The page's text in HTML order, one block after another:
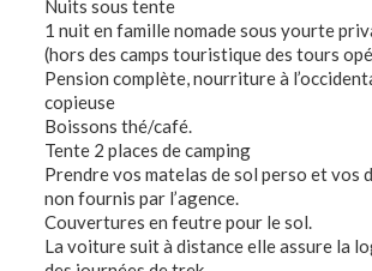
Nuits sous tente
1 nuit en famille nomade sous yourte
(hors des camps touristique des tours
Pension complète, nourriture à
copieuse
Boissons thé/café.
Tente 2 places de camping
Prendre vos matelas de sol perso et vos
non fournis par l’agence.
Couvertures en feutre pour le sol.
La voiture suit à distance elle assure la